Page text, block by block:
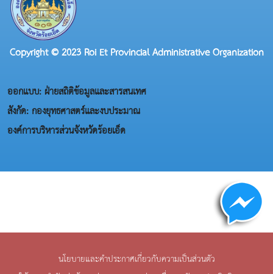
Copyright © 2023 Roi Et Provincial Administrative Organization
ออกแบบ: ฝ่ายสถิติข้อมูลและสารสนเทศ
สังกัด: กองยุทธศาสตร์และงบประมาณ
องค์การบริหารส่วนจังหวัดร้อยเอ็ด
นโยบายและคำประกาศเกี่ยวกับความเป็นส่วนตัว